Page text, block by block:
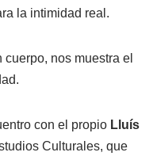
la intimidad real.
nos muestra el
con el propio Lluís
Culturales, que